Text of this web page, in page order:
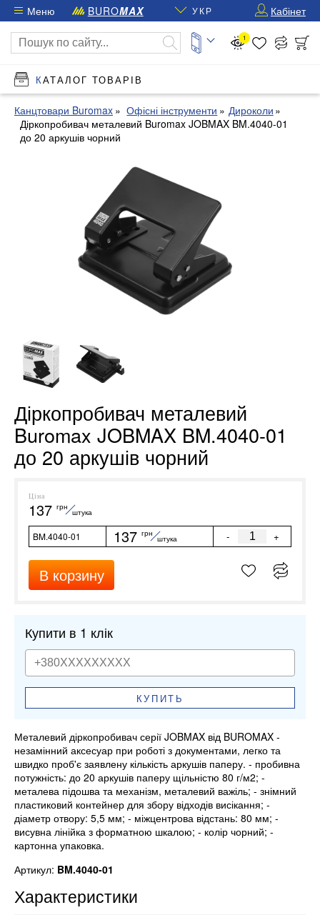
Меню BUROMAX УКР Кабінет
1
КАТАЛОГ ТОВАРІВ
Канцтовари Buromax Офісні інструменти
Дироколи
Діркопробивач металевий Buromax JOBMAX BM.4040-01
до 20 аркушів чорний
Діркопробивач металевий
Buromax JOBMAX BM.4040-01
до 20 аркушів чорний
Ціна
137 грн
штука
BM.4040-01 137 грн
штука - +
В корзину
Купити в 1 клік
КУПИТЬ
Металевий діркопробивач серії JOBMAX від BUROMAX -
незамінний аксесуар при роботі з документами, легко та
швидко проб'є заявлену кількість аркушів паперу. - пробивна
потужність: до 20 аркушів паперу щільністю 80 г/м2; -
металева підошва та механізм, металевий важіль; - знімний
пластиковий контейнер для збору відходів висікання; -
діаметр отвору: 5,5 мм; - міжцентрова відстань: 80 мм; -
висувна лінійка з форматною шкалою; - колір чорний; -
картонна упаковка.
Артикул: BM.4040-01
Характеристики